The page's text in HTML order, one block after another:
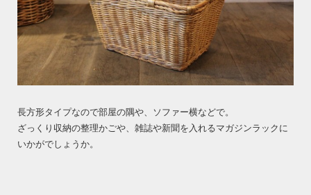
長方形タイプなので部屋の隅や、ソファー横などで。
ざっくり収納の整理かごや、雑誌や新聞を入れるマガジンラックに
いかがでしょうか。